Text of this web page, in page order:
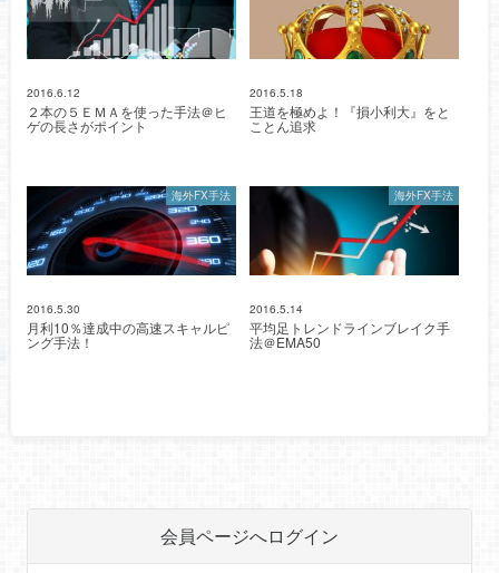
2016.6.12
２本の５ＥＭＡを使った手法＠ヒ
ゲの長さがポイント
2016.5.18
王道を極めよ！『損小利大』をと
ことん追求
海外FX手法
2016.5.30
月利10％達成中の高速スキャルピ
ング手法！
海外FX手法
2016.5.14
平均足トレンドラインブレイク手
法＠EMA50
会員ページへログイン